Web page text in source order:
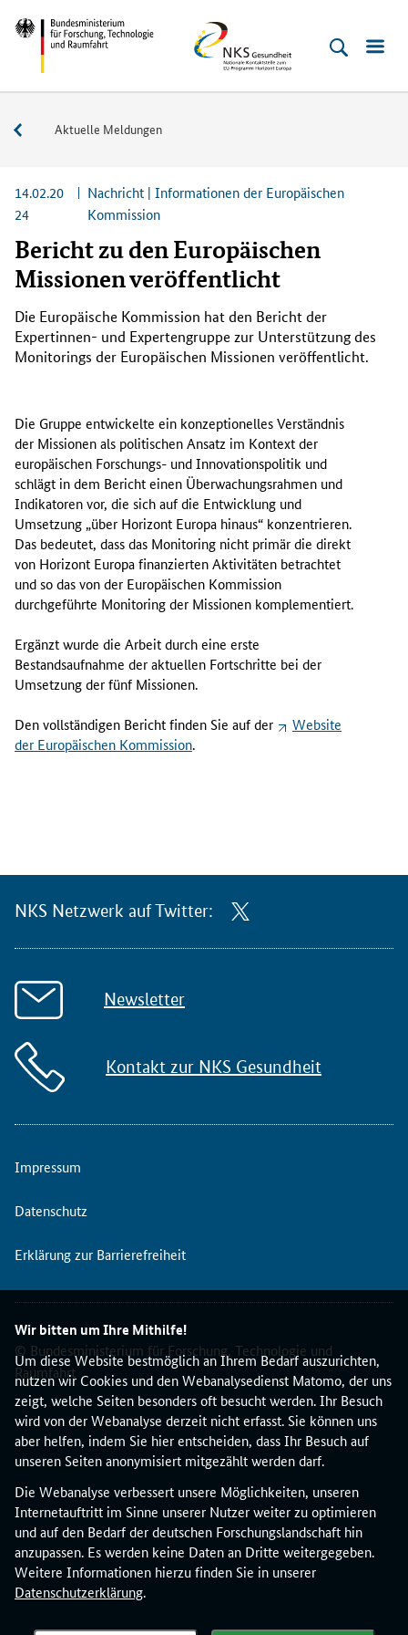
Wir bitten um Ihre Mithilfe!
Um diese Website bestmöglich an Ihrem Bedarf auszurichten,
nutzen wir Cookies und den Webanalysedienst Matomo, der uns
zeigt, welche Seiten besonders oft besucht werden. Ihr Besuch
wird von der Webanalyse derzeit nicht erfasst. Sie können uns
aber helfen, indem Sie hier entscheiden, dass Ihr Besuch auf
unseren Seiten anonymisiert mitgezählt werden darf.
Die Webanalyse verbessert unsere Möglichkeiten, unseren
Internetauftritt im Sinne unserer Nutzer weiter zu optimieren
und auf den Bedarf der deutschen Forschungslandschaft hin
anzupassen. Es werden keine Daten an Dritte weitergegeben.
Weitere Informationen hierzu finden Sie in unserer
Datenschutzerklärung.
Direkt
zum
Inhalt
(Eingabetaste)
Direkt
zum
Hauptmenu
(Eingabetaste)
Direkt
zur
Suche
(Eingabetaste)
Direkt
zur
Fußleiste
(Enter)
Bundesministerium
und
NKS
Gesundheit
Service
Aktuelle Meldungen
14.02.20
24
Nachricht | Informationen der Europäischen
Kommission
Bericht zu den Europäischen
Missionen veröffentlicht
Die Europäische Kommission hat den Bericht der
Expertinnen- und Expertengruppe zur Unterstützung des
Monitorings der Europäischen Missionen veröffentlicht.
Die Gruppe entwickelte ein konzeptionelles Verständnis
der Missionen als politischen Ansatz im Kontext der
europäischen Forschungs- und Innovationspolitik und
schlägt in dem Bericht einen Überwachungsrahmen und
Indikatoren vor, die sich auf die Entwicklung und
Umsetzung „über Horizont Europa hinaus“ konzentrieren.
Das bedeutet, dass das Monitoring nicht primär die direkt
von Horizont Europa finanzierten Aktivitäten betrachtet
und so das von der Europäischen Kommission
durchgeführte Monitoringder Missionen komplementiert.
Ergänzt wurde die Arbeit durch eine erste
Bestandsaufnahme der aktuellen Fortschritte bei der
Umsetzung der fünf Missionen.
Den vollständigen Bericht finden Sie auf der
Website
der Europäischen Kommission.
NKS Netzwerk auf Twitter:
Newsletter
Kontakt zur NKS Gesundheit
Impressum
Datenschutz
Erklärung zur Barrierefreiheit
© Bundesministerium für Forschung, Technologie und
Raumfahrt